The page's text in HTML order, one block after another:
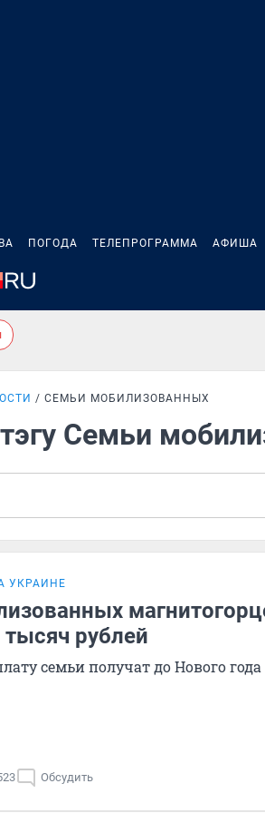
ПОГОДА ТЕЛЕПРОГРАММА АФИША
СЕМЬИ МОБИЛИЗОВАННЫХ
Семьи
УКРАИНЕ
рублей
семьи получат до Нового года
Обсудить